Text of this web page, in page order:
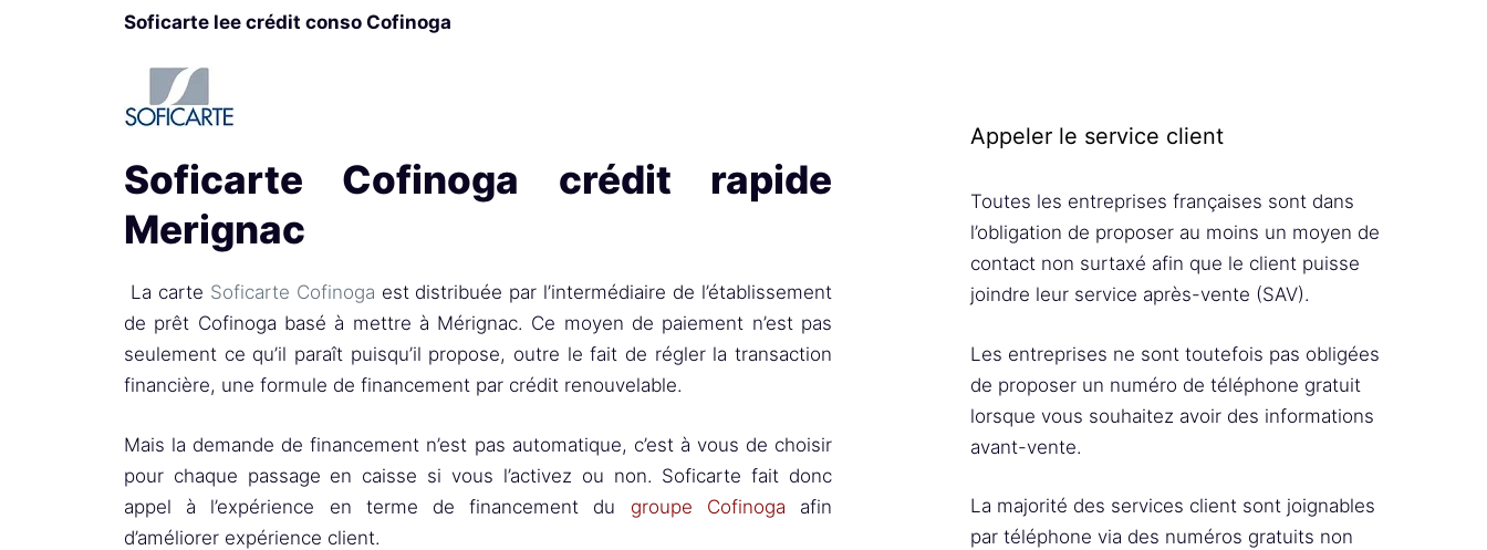
Soficarte lee crédit conso Cofinoga
Soficarte Cofinoga crédit rapide
Merignac
La carte Soficarte Cofinoga est distribuée par l’intermédiaire de l’établissement
de prêt Cofinoga basé à mettre à Mérignac. Ce moyen de paiement n’est pas
seulement ce qu’il paraît puisqu’il propose, outre le fait de régler la transaction
financière, une formule de financement par crédit renouvelable.
Mais la demande de financement n’est pas automatique, c’est à vous de choisir
pour chaque passage en caisse si vous l’activez ou non. Soficarte fait donc
appel à l’expérience en terme de financement du groupe Cofinoga afin
d’améliorer expérience client.
Appeler le service client
Toutes les entreprises françaises sont dans
l’obligation de proposer au moins un moyen de
contact non surtaxé afin que le client puisse
joindre leur service après-vente (SAV).
Les entreprises ne sont toutefois pas obligées
de proposer un numéro de téléphone gratuit
lorsque vous souhaitez avoir des informations
avant-vente.
La majorité des services client sont joignables
par téléphone via des numéros gratuits non